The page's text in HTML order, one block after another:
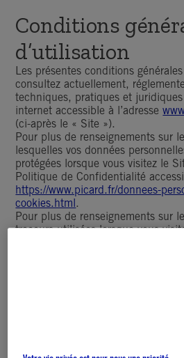
Conditions
d’utilisation
Les présentes conditions
consultez actuellement,
techniques, pratiques et
internet accessible à l’adresse
(ci-après le « Site »).
Pour plus de renseignements sur
lesquelles vos données
protégées lorsque vous visitez le
Politique de Confidentialité
https://www.picard.fr/donnees-
cookies.html .
Pour plus de renseignements sur
traceurs utilisées lorsque vous
notre page « Politique des